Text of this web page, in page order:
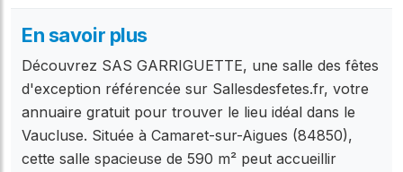
En savoir plus
Découvrez SAS GARRIGUETTE, une salle des fêtes
d'exception référencée sur Sallesdesfetes.fr, votre
annuaire gratuit pour trouver le lieu idéal dans le
Vaucluse. Située à Camaret-sur-Aigues (84850),
cette salle spacieuse de 590 m² peut accueillir